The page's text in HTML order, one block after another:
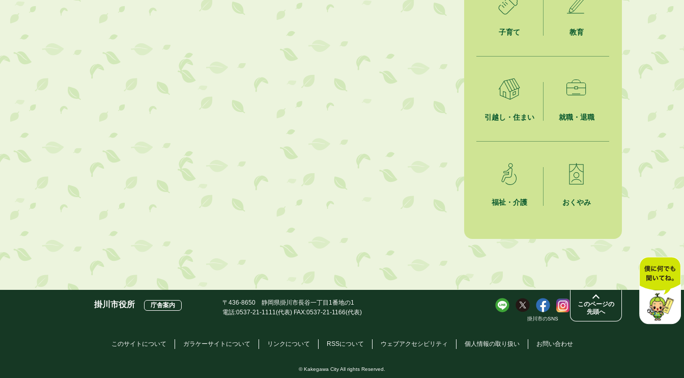
子育て 教育
引越し・住まい 就職・退職
福祉・介護 おくやみ
このページの
先頭へ
掛川市役所 庁舎案内
〒436-8650 静岡県掛川市長谷一丁目1番地の1
電話:0537-21-1111(代表) FAX:0537-21-1166(代表)
掛川市のSNS
このサイトについて ガラケーサイトについて リンクについて RSSについて ウェブアクセシビリティ 個人情報の取り扱い お問い合わせ
© Kakegawa City All rights Reserved.